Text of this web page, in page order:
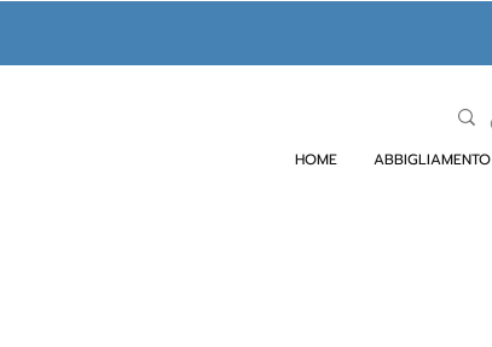
HOME ABBIGLIAMENTO